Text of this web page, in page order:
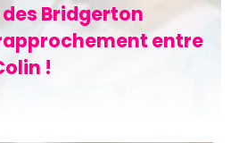
Bridgerton
entre
!